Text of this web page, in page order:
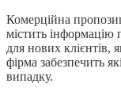
Комерційна
містить інформацію
для нових клієнтів,
фірма забезпечить
випадку.